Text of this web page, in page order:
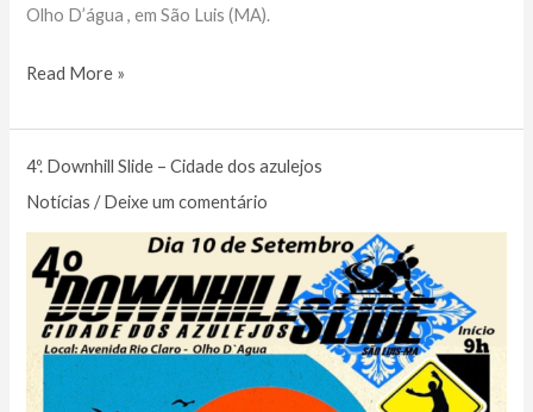
Olho D’água , em São Luis (MA).
5º
Downhill
Slide
Cidade
dos
Azulejos
MA
Read More »
4º. Downhill Slide – Cidade dos azulejos
Notícias /Deixe um comentário